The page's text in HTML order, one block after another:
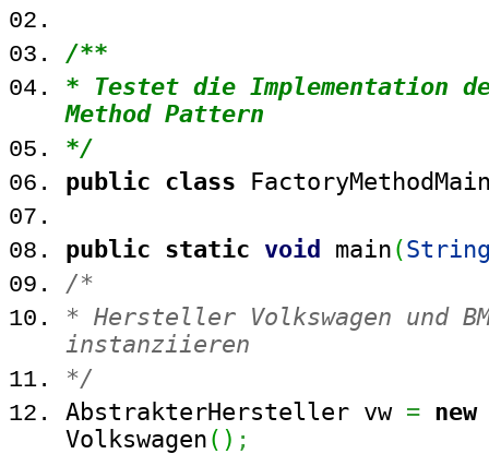
/**
* Testet die Implementation
Method Pattern
*/
public class
public static void main(
/*
* Hersteller Volkswagen und
instanziieren
*/
AbstrakterHersteller vw = new
Volkswagen( ) ;